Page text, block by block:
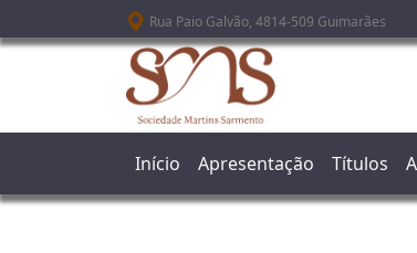
Passar para o conteúdo principal
Rua Paio Galvão, 4814-509 Guimarães
Início Apresentação Títulos